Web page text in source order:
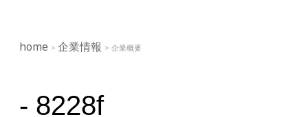
home > 企業情報 > 企業概要
- 8228f